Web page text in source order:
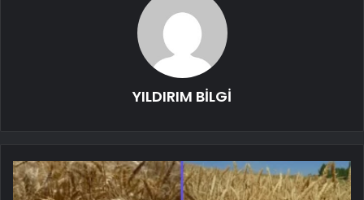
YILDIRIM BİLGİ